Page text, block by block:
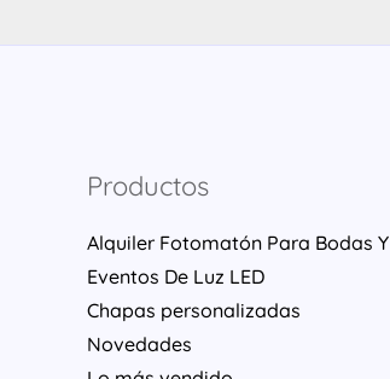
Productos
Alquiler Fotomatón Para Bodas Y
Eventos De Luz LED
Chapas personalizadas
Novedades